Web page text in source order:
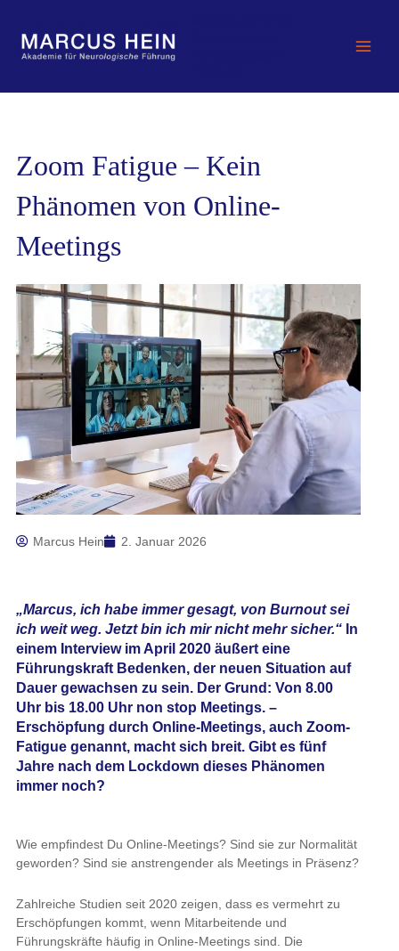
springen
Zoom Fatigue – Kein
Phänomen von Online-
Meetings
Marcus Hein 2. Januar 2026
„Marcus, ich habe immer gesagt, von Burnout sei
ich weit weg. Jetzt bin ich mir nicht mehr sicher.“In
einem Interview im April 2020 äußert eine
Führungskraft Bedenken, der neuen Situation auf
Dauer gewachsen zu sein. Der Grund: Von 8.00
Uhr bis 18.00 Uhr non stop Meetings. –
Erschöpfung durch Online-Meetings, auch Zoom-
Fatigue genannt, macht sich breit. Gibt es fünf
Jahre nach dem Lockdown dieses Phänomen
immer noch?
Wie empfindest Du Online-Meetings? Sind sie zur Normalität
geworden? Sind sie anstrengender als Meetings in Präsenz?
Zahlreiche Studien seit 2020 zeigen, dass es vermehrt zu
Erschöpfungen kommt, wenn Mitarbeitende und
Führungskräfte häufig in Online-Meetings sind. Die